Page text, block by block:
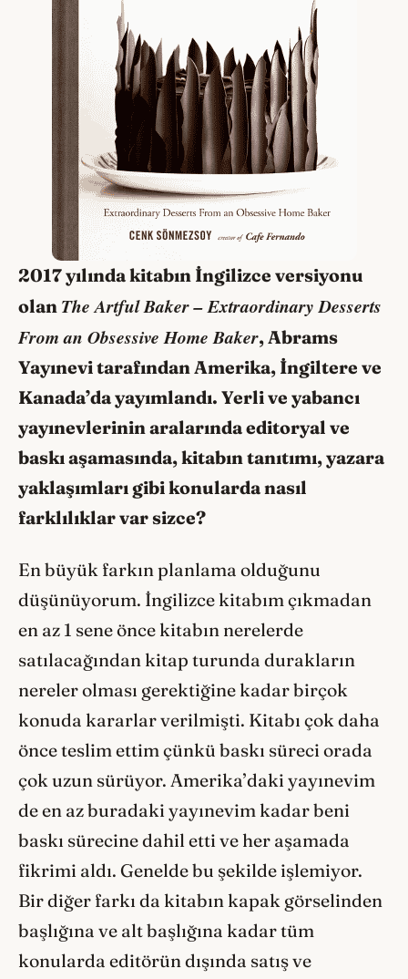
2017 yılında kitabın İngilizce versiyonu
olan The Artful Baker – Extraordinary Desserts
From an Obsessive Home Baker, Abrams
Yayınevi tarafından Amerika, İngiltere ve
Kanada’da yayımlandı. Yerli ve yabancı
yayınevlerinin aralarında editoryal ve
baskı aşamasında, kitabın tanıtımı, yazara
yaklaşımları gibi konularda nasıl
farklılıklar var sizce?
En büyük farkın planlama olduğunu
düşünüyorum. İngilizce kitabım çıkmadan
en az 1 sene önce kitabın nerelerde
satılacağından kitap turunda durakların
nereler olması gerektiğine kadar birçok
konuda kararlar verilmişti. Kitabı çok daha
önce teslim ettim çünkü baskı süreci orada
çok uzun sürüyor. Amerika’daki yayınevim
de en az buradaki yayınevim kadar beni
baskı sürecine dahil etti ve her aşamada
fikrimi aldı. Genelde bu şekilde işlemiyor.
Bir diğer farkı da kitabın kapak görselinden
başlığına ve alt başlığına kadar tüm
konularda editörün dışında satış ve